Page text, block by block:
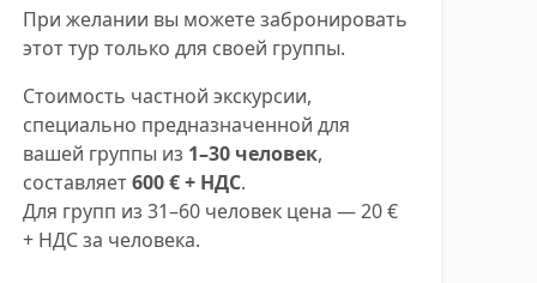
При желании вы можете забронировать
этот тур только для своей группы.
Стоимость частной экскурсии,
специально предназначенной для
вашей группы из 1–30 человек,
составляет600 € + НДС.
Для групп из 31–60 человек цена — 20 €
+ НДС за человека.